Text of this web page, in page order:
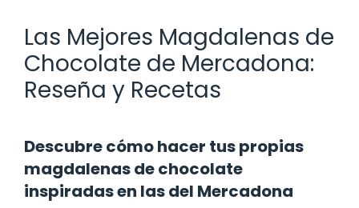
Las Mejores Magdalenas de
Chocolate de Mercadona:
Reseña y Recetas
Descubre cómo hacer tus propias
magdalenas de chocolate
inspiradas en las del Mercadona